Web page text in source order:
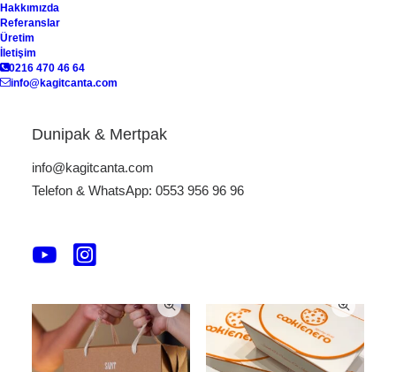
Hakkımızda
Referanslar
Üretim
İletişim
0216 470 46 64
info@kagitcanta.com
Dunipak & Mertpak
info@kagitcanta.com
Telefon & WhatsApp: 0553 956 96 96
Cookie Kutusu CK-14
Cookie Kutusu CK-16